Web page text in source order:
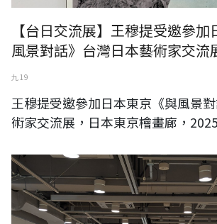
【台日交流展】王穆提受邀參
風景對話》台灣日本藝術家交流
九 19
王穆提受邀參加日本東京《與風景
術家交流展，日本東京檜畫廊，